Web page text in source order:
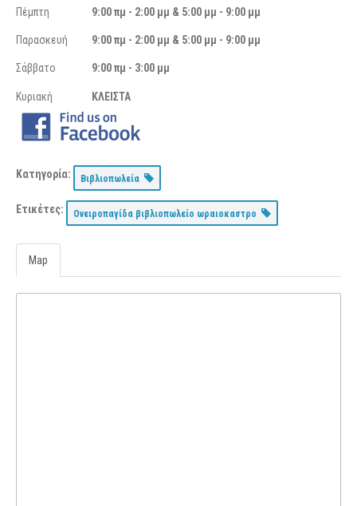
Πέμπτη 9:00 πμ - 2:00 μμ & 5:00 μμ - 9:00 μμ
Παρασκευή 9:00 πμ - 2:00 μμ & 5:00 μμ - 9:00 μμ
Σάββατο 9:00 πμ - 3:00 μμ
Κυριακή ΚΛΕΙΣΤΑ
Κατηγορία: Βιβλιοπωλεία
Ετικέτες: Ονειροπαγίδα βιβλιοπωλείο ωραιοκαστρο
Map